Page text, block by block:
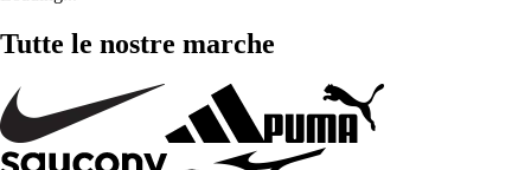
Tutte le nostre marche